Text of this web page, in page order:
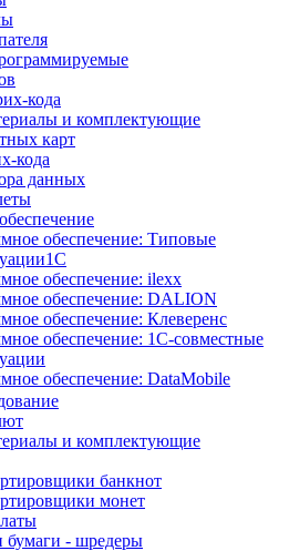
кода
и комплектующие
карт
кода
данных
обеспечение: Типовые
обеспечение: ilexx
обеспечение: DALION
обеспечение: Клеверенс
обеспечение: 1С-совместные
обеспечение: DataMobile
и комплектующие
банкнот
монет
бумаги - шредеры